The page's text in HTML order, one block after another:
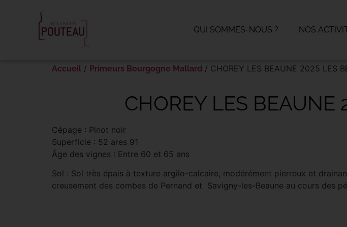
QUI SOMMES-NOUS ? NOS
Accueil / Primeurs Bourgogne Mallard / CHOREY LES BEAUNE 2025 LES
CHOREY LES
Cépage : Pinot noir
Superficie : 52 ares 91
Âge des vignes : Entre 60 et 65 ans
Sol : Sol très épais à texture argilo-calcaire, modérément pierreux et
creusement des combes de Pernand et Savigny-les-Beaune au cours des